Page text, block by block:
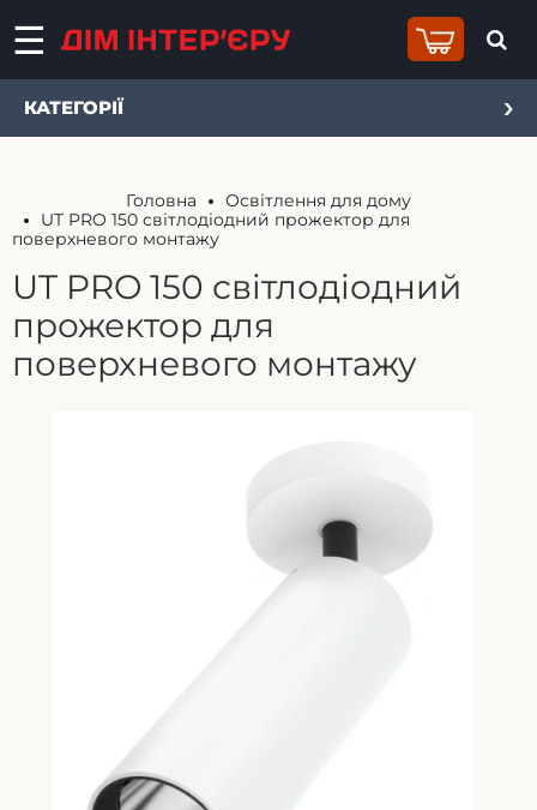
КАТЕГОРІЇ
Головна
Освітлення для дому
UT PRO 150 світлодіодний прожектор для
поверхневого монтажу
UT PRO 150 світлодіодний
прожектор для
поверхневого монтажу